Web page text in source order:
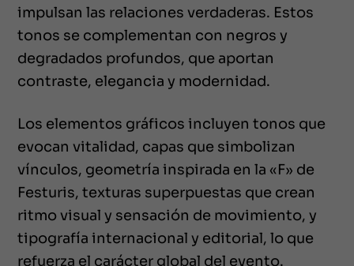
impulsan las relaciones verdaderas. Estos
tonos se complementan con negros y
degradados profundos, que aportan
contraste, elegancia y modernidad.
Los elementos gráficos incluyen tonos que
evocan vitalidad, capas que simbolizan
vínculos, geometría inspirada en la «F» de
Festuris, texturas superpuestas que crean
ritmo visual y sensación de movimiento, y
tipografía internacional y editorial, lo que
refuerza el carácter global del evento.